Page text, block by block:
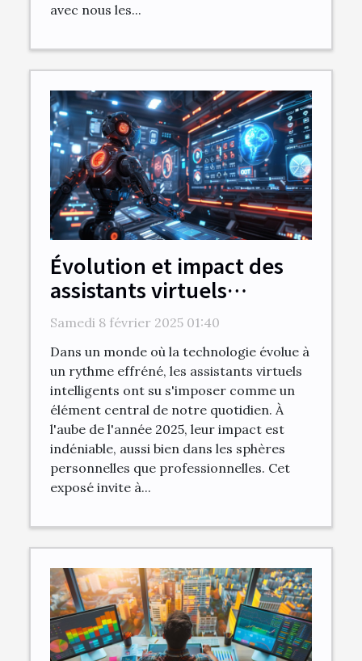
avec nous les...
Évolution et impact des
assistants virtuels
intelligents en 2025
Samedi 8 février 2025 01:40
Dans un monde où la technologie évolue à
un rythme effréné, les assistants virtuels
intelligents ont su s'imposer comme un
élément central de notre quotidien. À
l'aube de l'année 2025, leur impact est
indéniable, aussi bien dans les sphères
personnelles que professionnelles. Cet
exposé invite à...